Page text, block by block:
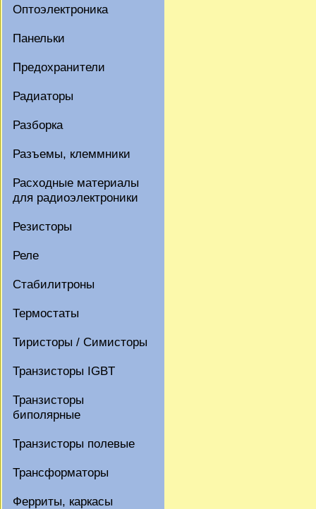
Оптоэлектроника
Панельки
Предохранители
Радиаторы
Разборка
Разъемы, клеммники
Расходные материалы
для радиоэлектроники
Резисторы
Реле
Стабилитроны
Термостаты
Тиристоры / Симисторы
Транзисторы IGBT
Транзисторы
биполярные
Транзисторы полевые
Трансформаторы
Ферриты, каркасы